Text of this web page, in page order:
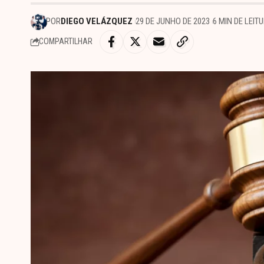
PORDIEGO VELÁZQUEZ 29 DE JUNHO DE 2023 6 MIN DE
COMPARTILHAR